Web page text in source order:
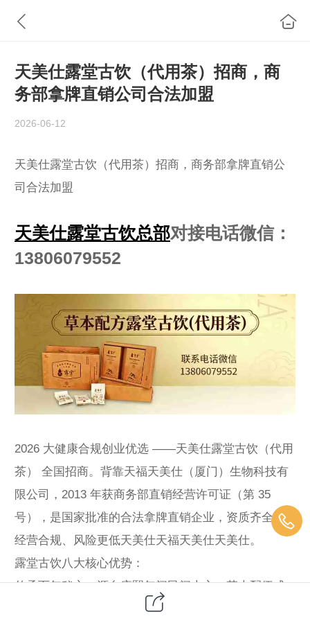
天美仕露堂古饮（代用茶）招商，商
务部拿牌直销公司合法加盟
2026-06-12
天美仕露堂古饮（代用茶）招商，商务部拿牌直销公
司合法加盟
天美仕露堂古饮总部对接电话微信：
13806079552
2026 大健康合规创业优选 ——天美仕露堂古饮（代用
茶） 全国招商。背靠天福天美仕（厦门）生物科技有
限公司，2013 年获商务部直销经营许可证（第 35
号），是国家批准的合法拿牌直销企业，资质齐全、
经营合规、风险更低天美仕天福天美仕天美仕。
露堂古饮八大核心优势：
传承百年秘方：源自康熙年间民间古方，草本配伍成